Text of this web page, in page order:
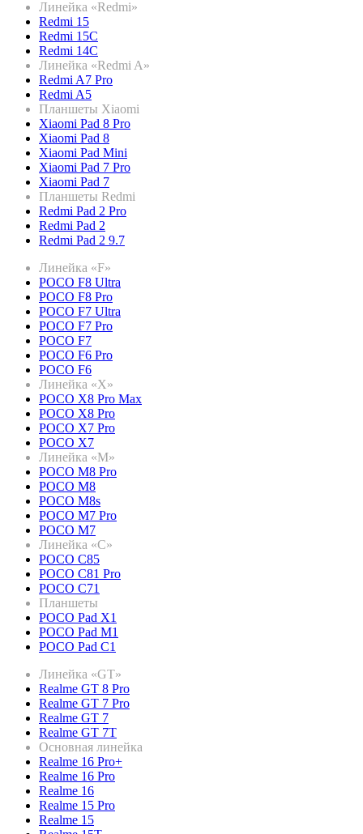
Линейка «Redmi»
Redmi 15
Redmi 15C
Redmi 14C
Линейка «Redmi A»
Redmi A7 Pro
Redmi A5
Планшеты Xiaomi
Xiaomi Pad 8 Pro
Xiaomi Pad 8
Xiaomi Pad Mini
Xiaomi Pad 7 Pro
Xiaomi Pad 7
Планшеты Redmi
Redmi Pad 2 Pro
Redmi Pad 2
Redmi Pad 2 9.7
Линейка «F»
POCO F8 Ultra
POCO F8 Pro
POCO F7 Ultra
POCO F7 Pro
POCO F7
POCO F6 Pro
POCO F6
Линейка «X»
POCO X8 Pro Max
POCO X8 Pro
POCO X7 Pro
POCO X7
Линейка «M»
POCO M8 Pro
POCO M8
POCO M8s
POCO M7 Pro
POCO M7
Линейка «C»
POCO C85
POCO C81 Pro
POCO C71
Планшеты
POCO Pad X1
POCO Pad M1
POCO Pad C1
Линейка «GT»
Realme GT 8 Pro
Realme GT 7 Pro
Realme GT 7
Realme GT 7T
Основная линейка
Realme 16 Pro+
Realme 16 Pro
Realme 16
Realme 15 Pro
Realme 15